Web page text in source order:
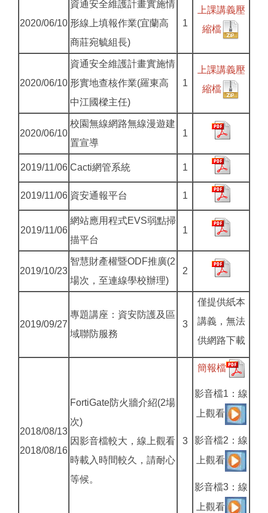
2020/06/10
資通安全維護計畫實施情
形線上填報作業(宜蘭高
商莊宛毓組長)
1
上課講義壓
縮檔
2020/06/10
資通安全維護計畫實施情
形實地查核作業(羅東高
中江國樑主任)
1
上課講義壓
縮檔
2020/06/10
校園無線網路無線漫遊建
置宣導
1
2019/11/06 Cacti網管系統 1
2019/11/06 資安通報平台 1
2019/11/06
網站應用程式EVS弱點掃
描平台
1
2019/10/23
智慧財產權暨ODF推廣(2
場次，至連線學校辦理)
2
2019/09/27
專題講座：資安防護及區
域聯防服務
3
僅提供紙本
講義，無法
供網路下載
2018/08/13
2018/08/16
FortiGate防火牆介紹(2場
次)
因影音檔較大，線上觀看
時載入時間較久，請耐心
等候。
3
簡報檔
影音檔1：線
上觀看
影音檔2：線
上觀看
影音檔3：線
上觀看